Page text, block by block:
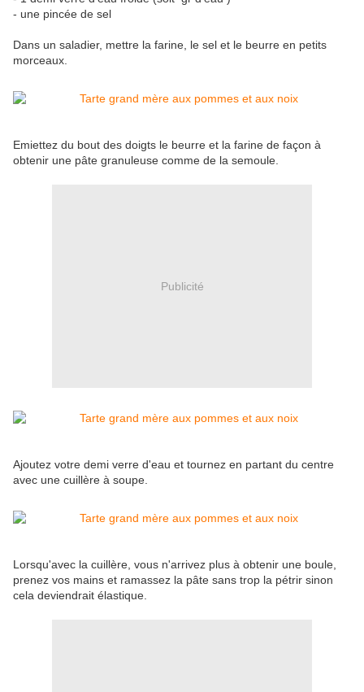
- une pincée de sel
Dans un saladier, mettre la farine, le sel et le beurre en petits
morceaux.
Emiettez du bout des doigts le beurre et la farine de façon à
obtenir une pâte granuleuse comme de la semoule.
Publicité
Ajoutez votre demi verre d'eau et tournez en partant du centre
avec une cuillère à soupe.
Lorsqu'avec la cuillère, vous n'arrivez plus à obtenir une boule,
prenez vos mains et ramassez la pâte sans trop la pétrir sinon
cela deviendrait élastique.